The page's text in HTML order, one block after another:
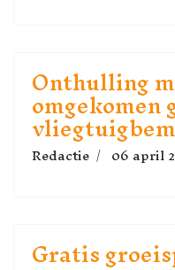
Onthulling
Redactie 06 april
Gratis